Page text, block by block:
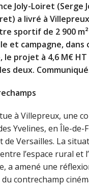
Joly-Loiret (Serge
a livré à
sportif de 2 900 m²
et campagne, dans
projet à 4,6 M€ HT
deux.
à Villepreux, une
Yvelines, en Île-de-
de Versailles. La
l’espace rural et
a amené une
du contrechamp